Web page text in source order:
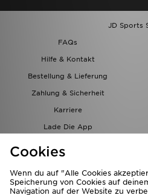
JD Sports
FAQs
Hilfe & Kontakt
Bestellung & Lieferung
Zahlung & Sicherheit
Karriere
Lade Die App
Cookies
Wenn du auf "Alle Cookies
Speicherung von Cookies auf
Navigation auf der Website zu